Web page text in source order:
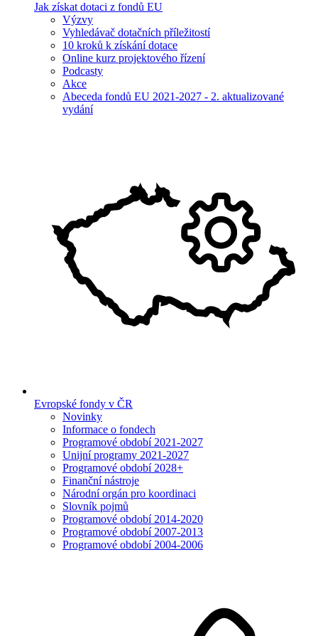
Jak získat dotaci z fondů EU
Výzvy
Vyhledávač dotačních příležitostí
10 kroků k získání dotace
Online kurz projektového řízení
Podcasty
Akce
Abeceda fondů EU 2021-2027 - 2. aktualizované
vydání
Evropské fondy v ČR
Novinky
Informace o fondech
Programové období 2021-2027
Unijní programy 2021-2027
Programové období 2028+
Finanční nástroje
Národní orgán pro koordinaci
Slovník pojmů
Programové období 2014-2020
Programové období 2007-2013
Programové období 2004-2006